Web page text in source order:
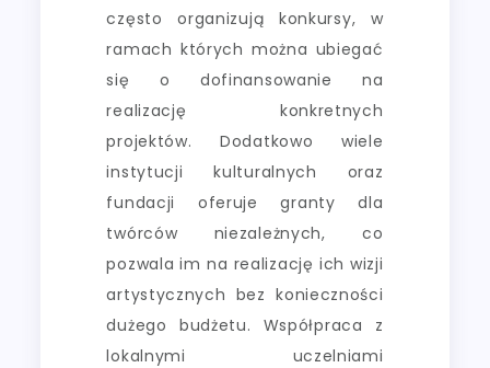
często organizują konkursy, w
ramach których można ubiegać
się o dofinansowanie na
realizację konkretnych
projektów. Dodatkowo wiele
instytucji kulturalnych oraz
fundacji oferuje granty dla
twórców niezależnych, co
pozwala im na realizację ich wizji
artystycznych bez konieczności
dużego budżetu. Współpraca z
lokalnymi uczelniami